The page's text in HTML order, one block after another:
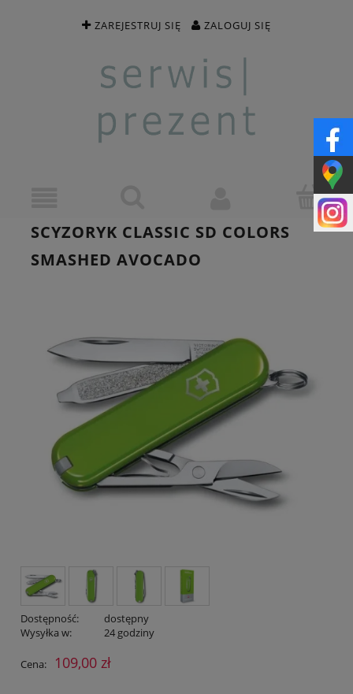
ZAREJESTRUJ SIĘ ZALOGUJ SIĘ
SCYZORYK CLASSIC SD COLORS
SMASHED AVOCADO
Dostępność:
dostępny
Wysyłka w:
24 godziny
Cena: 109,00 zł